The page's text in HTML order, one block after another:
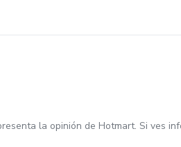
la opinión de Hotmart. Si ves